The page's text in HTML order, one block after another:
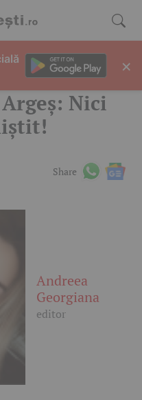
Nici
Share
Andreea
Georgiana
editor
×